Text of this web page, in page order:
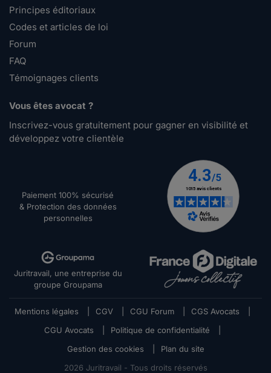
Principes éditoriaux
Codes et articles de loi
Forum
FAQ
Témoignages clients
Vous êtes avocat ?
Inscrivez-vous gratuitement pour gagner en visibilité et
développez votre clientèle
Paiement 100% sécurisé
& Protection des données
personnelles
Juritravail, une entreprise du
groupe Groupama
Mentions légales CGV CGU Forum CGS Avocats
CGU Avocats
Politique de confidentialité
Gestion des cookies
Plan du site
2026 Juritravail - Tous droits réservés